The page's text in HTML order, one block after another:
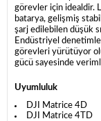
görevler için idealdir.
batarya, gelişmiş
şarj edilebilen düşük
Endüstriyel
görevleri yürütüyor
gücü sayesinde
Uyumluluk
DJI Matrice 4D
DJI Matrice 4TD